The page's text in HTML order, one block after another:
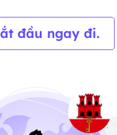
đầu ngay đi.